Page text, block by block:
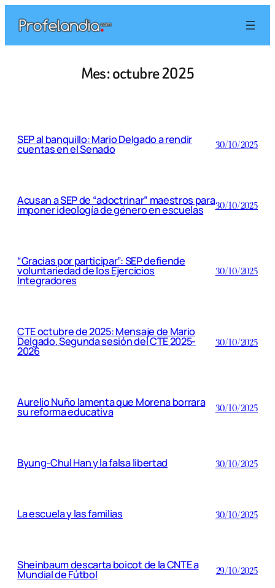
contenido
Mes:octubre 2025
SEP al banquillo: Mario Delgado a rendir
cuentas en el Senado 30/10/2025
Acusan a SEP de “adoctrinar” maestros para
imponer ideología de género en escuelas 30/10/2025
“Gracias por participar”: SEP defiende
voluntariedad de los Ejercicios
Integradores
30/10/2025
CTE octubre de 2025: Mensaje de Mario
Delgado. Segunda sesión del CTE 2025-
2026
30/10/2025
Aurelio Nuño lamenta que Morena borrara
su reforma educativa 30/10/2025
Byung-Chul Han y la falsa libertad 30/10/2025
La escuela y las familias 30/10/2025
Sheinbaum descarta boicot de la CNTE a
Mundial de Fútbol 29/10/2025